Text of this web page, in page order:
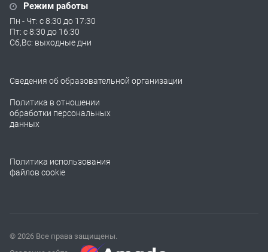
Режим работы
Пн - Чт: с 8:30 до 17:30
Пт: с 8:30 до 16:30
Сб,Вс: выходные дни
Сведения об образовательной организации
Политика в отношении
обработки персональных
данных
Политика использования
файлов cookie
© 2026 Все права защищены.